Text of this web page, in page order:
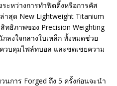
ะหว่างการทำฟิตติ้งหรือการคัส
าสุด New Lightweight Titanium
ทธิภาพของ Precision Weighting
ลงใจกลางใบเหล็ก ทั้งหมดช่วย
วบคุมไฟล์ทบอล และชดเชยความ
นการ Forged ถึง 5 ครั้งก่อนจะนำ